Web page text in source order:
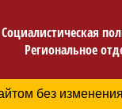
Социалистическая
Региональное
Политика в
без